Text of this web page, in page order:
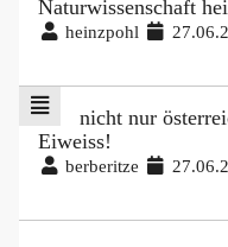
Naturwissenschaft
heinzpohl
nicht nur
Eiweiss!
berberitze